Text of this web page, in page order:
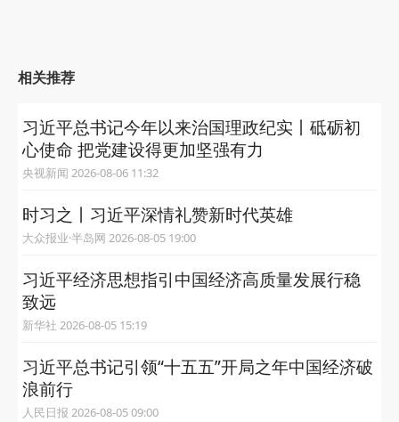
相关推荐
习近平总书记今年以来治国理政纪实丨砥砺初
心使命 把党建设得更加坚强有力
央视新闻 2026-08-06 11:32
时习之丨习近平深情礼赞新时代英雄
大众报业·半岛网 2026-08-05 19:00
习近平经济思想指引中国经济高质量发展行稳
致远
新华社 2026-08-05 15:19
习近平总书记引领“十五五”开局之年中国经济破
浪前行
人民日报 2026-08-05 09:00